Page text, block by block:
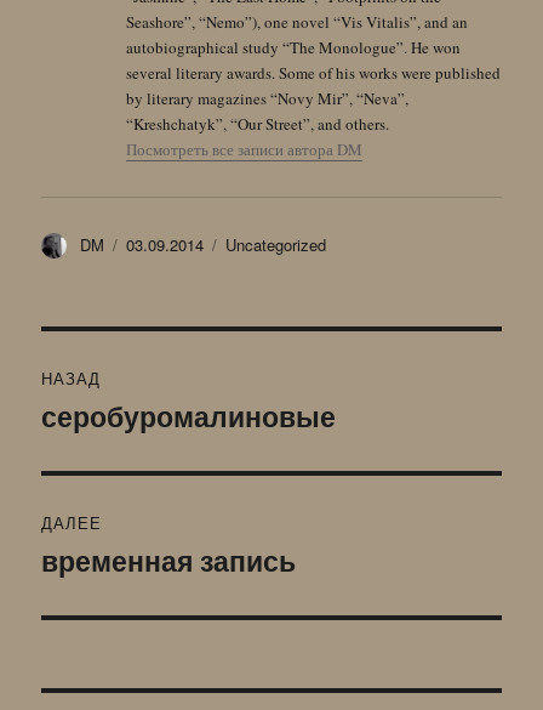
Seashore”, “Nemo”), one novel “Vis Vitalis”, and an
autobiographical study “The Monologue”. He won
several literary awards. Some of his works were published
by literary magazines “Novy Mir”, “Neva”,
“Kreshchatyk”, “Our Street”, and others.
Посмотреть все записи автора DM
Автор
DM Опубликовано
03.09.2014 Рубрики
Uncategorized
по
НАЗАД
Предыдущая
серобуромалиновые
ДАЛЕЕ
Следующая
временная запись